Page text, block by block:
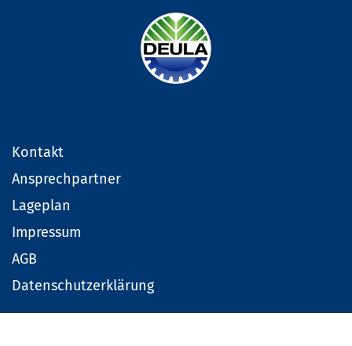
Kontakt
Ansprechpartner
Lageplan
Impressum
AGB
Datenschutzerklärung